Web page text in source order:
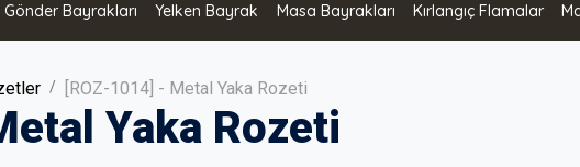
Gönder Bayrakları Yelken Bayrak Masa Bayrakları Kırlangıç Flamalar
[ROZ-1014] - Metal Yaka Rozeti
Yaka Rozeti